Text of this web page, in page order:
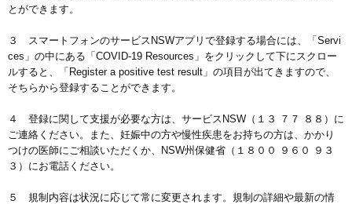
とができます。
３ スマートフォンのサービスNSWアプリで登録する場合には、「Servi
ces」の中にある「COVID-19 Resources」をクリックして下にスクロー
ルすると、「Register a positive test result」の項目が出てきますので、
そちらから登録することができます。
４ 登録に関して支援が必要な方は、サービスNSW（１３ ７７ ８８）に
ご連絡ください。また、妊娠中の方や慢性疾患をお持ちの方は、かかり
つけの医師にご相談いただくか、NSW州保健省（１８００ ９６０ ９３
３）にお電話ください。
５ 規制内容は状況に応じて常に変更されます。規制の詳細や最新の情